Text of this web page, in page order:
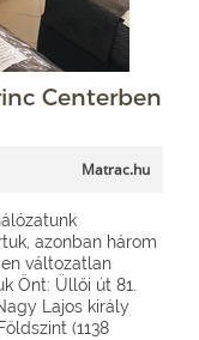
Centerben
Matrac.hu
azonban három
változatlan
Önt: Üllői út 81.
Lajos király
(1138